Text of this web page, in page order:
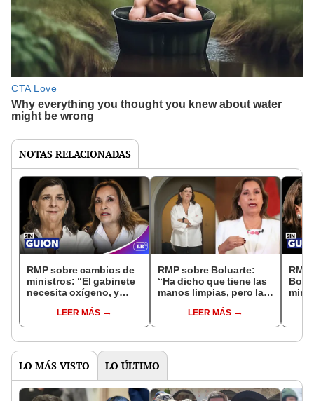
NOTAS RELACIONADAS
RMP sobre cambios de
ministros: “El gabinete
necesita oxígeno, y
resucitación”
LEER MÁS
RMP sobre Boluarte:
“Ha dicho que tiene las
manos limpias, pero las
de Rolex”LEER MÁS
LO MÁS VISTO LO ÚLTIMO